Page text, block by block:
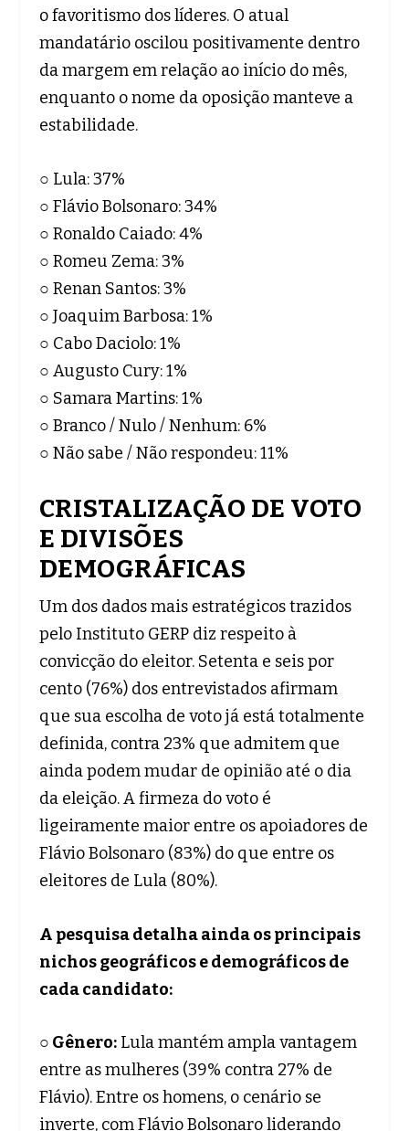
o favoritismo dos líderes. O atual
mandatário oscilou positivamente dentro
da margem em relação ao início do mês,
enquanto o nome da oposição manteve a
estabilidade.
○ Lula: 37%
○ Flávio Bolsonaro: 34%
○ Ronaldo Caiado: 4%
○ Romeu Zema: 3%
○ Renan Santos: 3%
○ Joaquim Barbosa: 1%
○ Cabo Daciolo: 1%
○ Augusto Cury: 1%
○ Samara Martins: 1%
○ Branco / Nulo / Nenhum: 6%
○ Não sabe / Não respondeu: 11%
CRISTALIZAÇÃO DE VOTO
E DIVISÕES
DEMOGRÁFICAS
Um dos dados mais estratégicos trazidos
pelo Instituto GERP diz respeito à
convicção do eleitor. Setenta e seis por
cento (76%) dos entrevistados afirmam
que sua escolha de voto já está totalmente
definida, contra 23% que admitem que
ainda podem mudar de opinião até o dia
da eleição. A firmeza do voto é
ligeiramente maior entre os apoiadores de
Flávio Bolsonaro (83%) do que entre os
eleitores de Lula (80%).
A pesquisa detalha ainda os principais
nichos geográficos e demográficos de
cada candidato:
○ Gênero:Lula mantém ampla vantagem
entre as mulheres (39% contra 27% de
Flávio). Entre os homens, o cenário se
inverte, com Flávio Bolsonaro liderando